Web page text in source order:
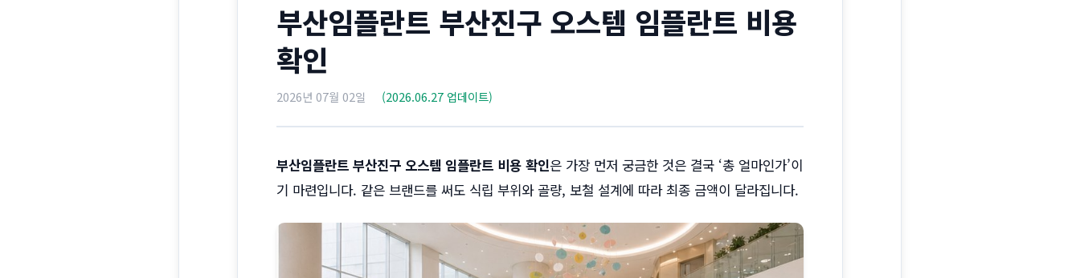
부산임플란트 부산진구 오스템 임플란트 비용
확인
2026년 07월 02일 (2026.06.27 업데이트)
부산임플란트 부산진구 오스템 임플란트 비용 확인은 가장 먼저 궁금한 것은 결국 ‘총 얼마인가’이
기 마련입니다. 같은 브랜드를 써도 식립 부위와 골량, 보철 설계에 따라 최종 금액이 달라집니다.